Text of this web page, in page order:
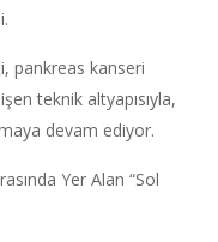
pankreas kanseri
teknik altyapısıyla,
devam ediyor.
Yer Alan “Sol